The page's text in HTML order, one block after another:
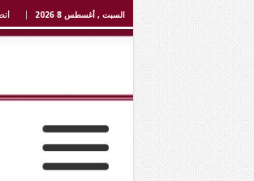
السبت , أغسطس 8 2026